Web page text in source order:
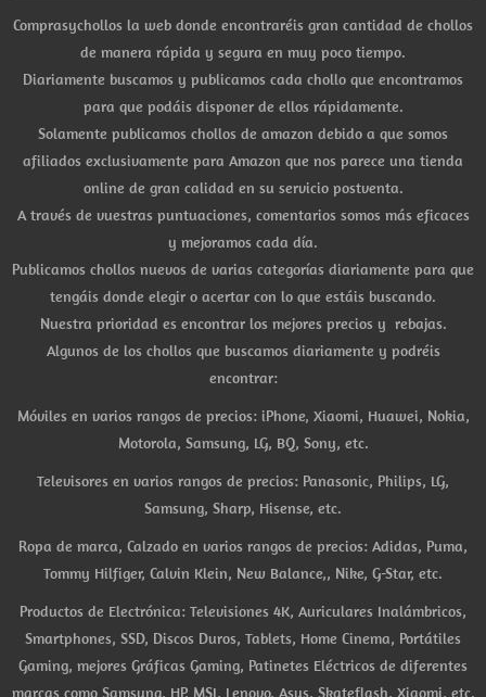
Comprasychollos la web donde encontraréis gran cantidad de chollos
de manera rápida y segura en muy poco tiempo.
Diariamente buscamos y publicamos cada chollo que encontramos
para que podáis disponer de ellos rápidamente.
Solamente publicamos chollos de amazon debido a que somos
afiliados exclusivamente para Amazon que nos parece una tienda
online de gran calidad en su servicio postventa.
A través de vuestras puntuaciones, comentarios somos más eficaces
y mejoramos cada día.
Publicamos chollos nuevos de varias categorías diariamente para que
tengáis donde elegir o acertar con lo que estáis buscando.
Nuestra prioridad es encontrar los mejores precios y rebajas.
Algunos de los chollos que buscamos diariamente y podréis
encontrar:
Móviles en varios rangos de precios: iPhone, Xiaomi, Huawei, Nokia,
Motorola, Samsung, LG, BQ, Sony, etc.
Televisores en varios rangos de precios: Panasonic, Philips, LG,
Samsung, Sharp, Hisense, etc.
Ropa de marca, Calzado en varios rangos de precios: Adidas, Puma,
Tommy Hilfiger, Calvin Klein, New Balance,, Nike, G-Star, etc.
Productos de Electrónica: Televisiones 4K, Auriculares Inalámbricos,
Smartphones, SSD, Discos Duros, Tablets, Home Cinema, Portátiles
Gaming, mejores Gráficas Gaming, Patinetes Eléctricos de diferentes
marcas como Samsung, HP, MSI, Lenovo, Asus, Skateflash, Xiaomi, etc.